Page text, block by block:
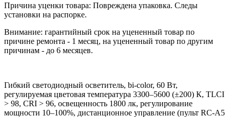
Причина уценки товара: Повреждена упаковка. Следы
установки на распорке.
Внимание: гарантийный срок на уцененный товар по
причине ремонта - 1 месяц, на уцененный товар по другим
причинам - до 6 месяцев.
Гибкий светодиодный осветитель, bi-color, 60 Вт,
регулируемая цветовая температура 3300–5600 (±200) К, TLCI
> 98, CRI > 96, освещенность 1800 лк, регулирование
мощности 10–100%, дистанционное управление (пульт RC-A5